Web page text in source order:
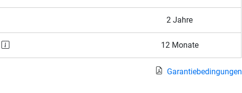
2 Jahre
12 Monate
Garantiebedingungen